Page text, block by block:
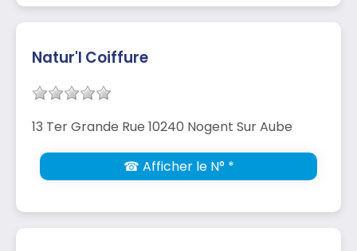
Natur'l Coiffure
13 Ter Grande Rue 10240 Nogent Sur Aube
☎ Afficher le N° *